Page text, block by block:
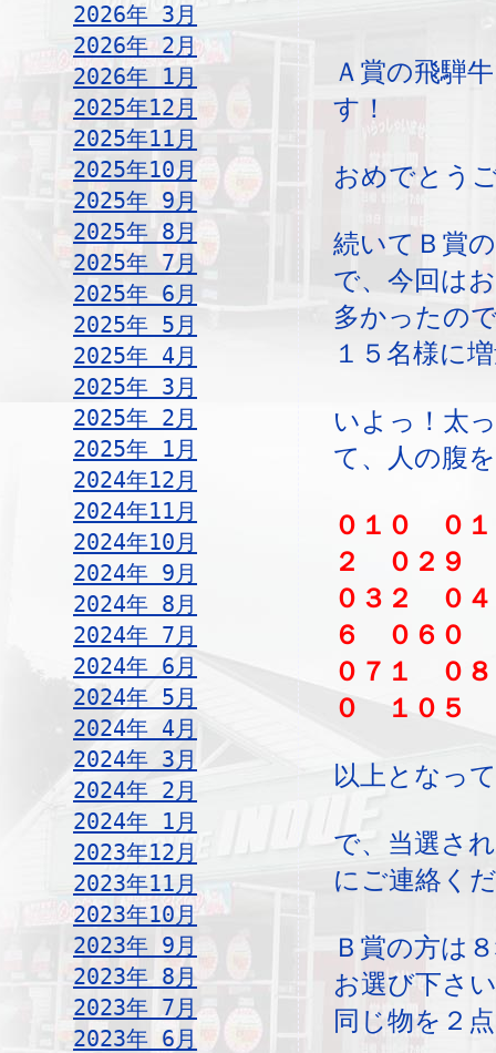
2026年 3月
2026年 2月
2026年 1月
2025年12月
2025年11月
2025年10月
2025年 9月
2025年 8月
2025年 7月
2025年 6月
2025年 5月
2025年 4月
2025年 3月
2025年 2月
2025年 1月
2024年12月
2024年11月
2024年10月
2024年 9月
2024年 8月
2024年 7月
2024年 6月
2024年 5月
2024年 4月
2024年 3月
2024年 2月
2024年 1月
2023年12月
2023年11月
2023年10月
2023年 9月
2023年 8月
2023年 7月
2023年 6月
Ａ賞の飛騨
す！
おめでとう
続いてＢ賞
で、今回は
多かったの
１５名様に
いよっ！太
て、人の腹
０１０ ０
２ ０２９
０３２ ０
６ ０６０
０７１ ０
０ １０５
以上となっ
で、当選さ
にご連絡く
Ｂ賞の方は
お選び下さ
同じ物を２